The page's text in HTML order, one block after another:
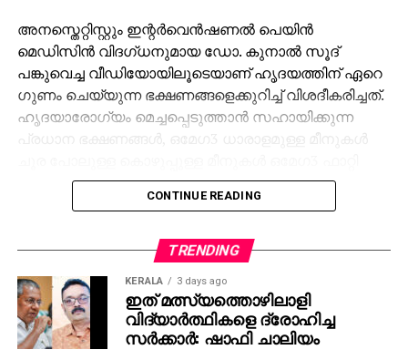
അനസ്തെറ്റിസ്റ്റും ഇന്റര്‍വെന്‍ഷണല്‍ പെയിന്‍
മെഡിസിന്‍ വിദഗ്ധനുമായ ഡോ. കുനാല്‍ സൂദ്
പങ്കുവെച്ച വീഡിയോയിലൂടെയാണ് ഹൃദയത്തിന് ഏറെ
ഗുണം ചെയ്യുന്ന ഭക്ഷണങ്ങളെക്കുറിച്ച് വിശദീകരിച്ചത്.
ഹൃദയാരോഗ്യം മെച്ചപ്പെടുത്താന്‍ സഹായിക്കുന്ന
പ്രധാന ഭക്ഷണങ്ങള്‍, ഒമേഗ3 ധാരാളമുള്ള മീനുകള്‍
ആസിഡിന്റെ മികച്ച ഉറവിടമാണ്.
കരള്‍, ശ്വാസകോശം, രക്തക്കുഴലുകള്‍ എന്നിവയുടെ
ആരോഗ്യം നിലനിര്‍ത്താന്‍ സഹായിക്കുന്നു.
ശരീരത്തിന്റെ രോഗപ്രതിരോധശേഷി
വര്‍ധിപ്പിക്കുന്നതിലും കോശഭിത്തി സംരക്ഷിക്കുന്നതിലും
ഒമേഗ3 പ്രധാന പങ്കുവഹിക്കുന്നു.
CONTINUE READING
TRENDING
KERALA 3 days ago
ഇത് മത്സ്യത്തൊഴിലാളി
വിദ്യാര്‍ത്ഥികളെ ദ്രോഹിച്ച
സര്‍ക്കാര്‍: ഷാഫി ചാലിയം